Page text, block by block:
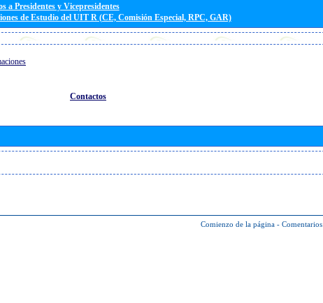
a Presidentes y Vicepresidentes
de Estudio del UIT R (CE, Comisión Especial, RPC, GAR)
Contactos
Comienzo de la página - Comentarios